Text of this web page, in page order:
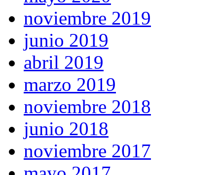
noviembre 2019
junio 2019
abril 2019
marzo 2019
noviembre 2018
junio 2018
noviembre 2017